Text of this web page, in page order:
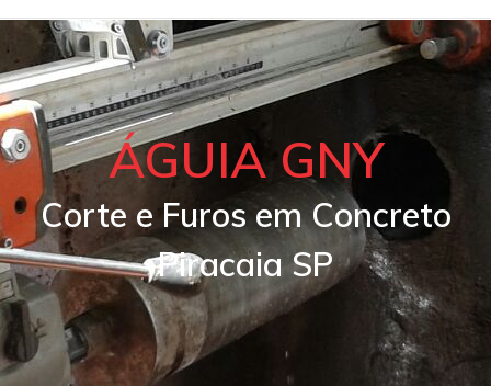
ÁGUIA GNY
Corte e Furos em Concreto
Piracaia SP